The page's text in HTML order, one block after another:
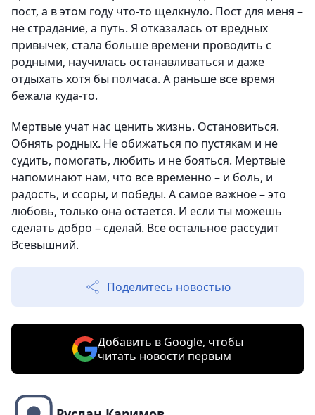
пост, а в этом году что-то щелкнуло. Пост для меня –
не страдание, а путь. Я отказалась от вредных
привычек, стала больше времени проводить с
родными, научилась останавливаться и даже
отдыхать хотя бы полчаса. А раньше все время
бежала куда-то.
Мертвые учат нас ценить жизнь. Остановиться.
Обнять родных. Не обижаться по пустякам и не
судить, помогать, любить и не бояться. Мертвые
напоминают нам, что все временно – и боль, и
радость, и ссоры, и победы. А самое важное – это
любовь, только она остается. И если ты можешь
сделать добро – сделай. Все остальное рассудит
Всевышний.
Поделитесь новостью
Добавить в Google, чтобы
читать новости первым